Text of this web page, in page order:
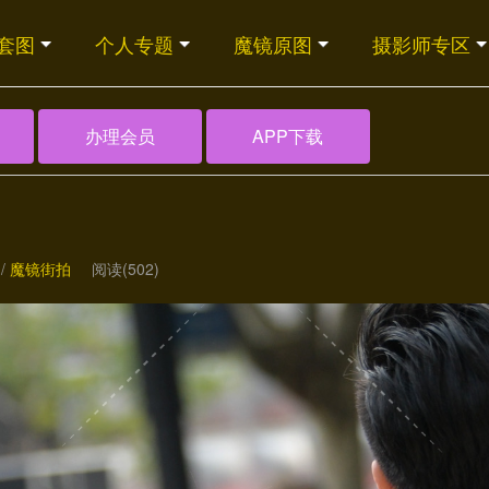
图 个人专题 魔镜原图 摄影师专区
办理会员 APP下载
魔镜街拍 阅读(502)